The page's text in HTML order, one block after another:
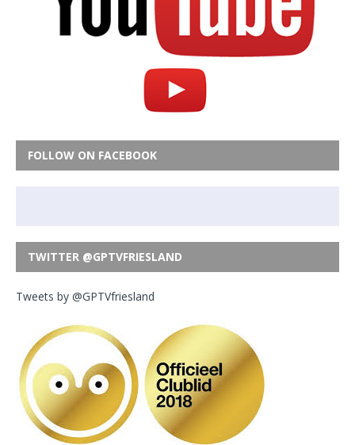
FOLLOW ON FACEBOOK
TWITTER @GPTVFRIESLAND
Tweets by @GPTVfriesland